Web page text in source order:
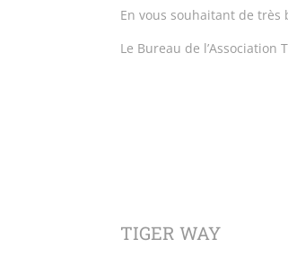
En vous souhaitant de très
Le Bureau de l’Association
TIGER WAY